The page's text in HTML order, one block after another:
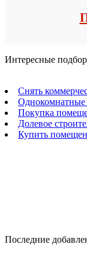
Интересные
Снять
Однокомнатные
Покупка
Долевое
Купить
Последние